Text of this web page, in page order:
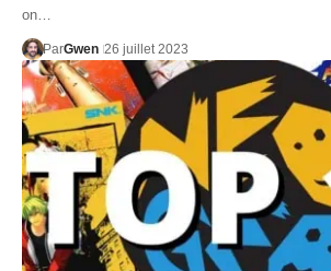
on…
ParGwen 26 juillet 2023